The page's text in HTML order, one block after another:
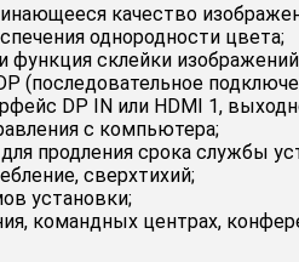
качество
однородности цвета;
функция склейки
(последовательное
DP IN или HDMI 1,
с компьютера;
продления срока службы
сверхтихий;
установки;
командных центрах,